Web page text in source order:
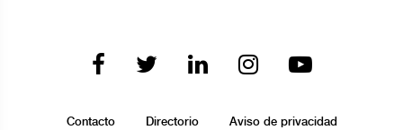
Contacto Directorio Aviso de privacidad